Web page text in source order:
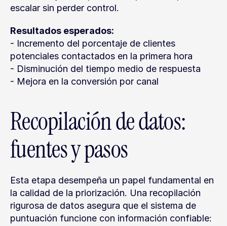
escalar sin perder control.
Resultados esperados:
- Incremento del porcentaje de clientes
potenciales contactados en la primera hora
- Disminución del tiempo medio de respuesta
- Mejora en la conversión por canal
Recopilación de datos:
fuentes y pasos
Esta etapa desempeña un papel fundamental en
la calidad de la priorización. Una recopilación
rigurosa de datos asegura que el sistema de
puntuación funcione con información confiable: